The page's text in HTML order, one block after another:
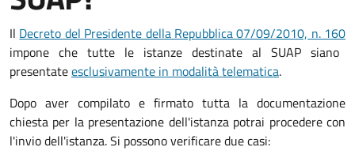
Il Decreto del Presidente della Repubblica 07/09/2010, n. 160
impone che tutte le istanze destinate al SUAP siano
presentateesclusivamente in modalità telematica.
Dopo aver compilato e firmato tutta la documentazione
chiesta per la presentazione dell'istanza potrai procedere con
l'invio dell'istanza. Si possono verificare due casi: